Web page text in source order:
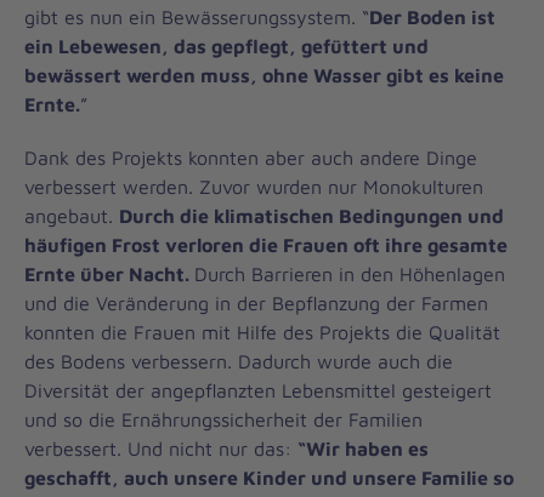
gibt es nun ein Bewässerungssystem. “Der Boden ist
ein Lebewesen, das gepflegt, gefüttert und
bewässert werden muss, ohne Wasser gibt es keine
Ernte.”
Dank des Projekts konnten aber auch andere Dinge
verbessert werden. Zuvor wurden nur Monokulturen
angebaut. Durch die klimatischen Bedingungen und
häufigen Frost verloren die Frauen oft ihre gesamte
Ernte über Nacht. Durch Barrieren in den Höhenlagen
und die Veränderung in der Bepflanzung der Farmen
konnten die Frauen mit Hilfe des Projekts die Qualität
des Bodens verbessern. Dadurch wurde auch die
Diversität der angepflanzten Lebensmittel gesteigert
und so die Ernährungssicherheit der Familien
verbessert. Und nicht nur das: “Wir haben es
geschafft, auch unsere Kinder und unsere Familie so